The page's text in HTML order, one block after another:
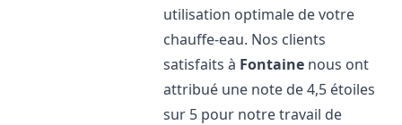
utilisation optimale de votre
chauffe-eau. Nos clients
satisfaits à Fontaine nous ont
attribué une note de 4,5 étoiles
sur 5 pour notre travail de